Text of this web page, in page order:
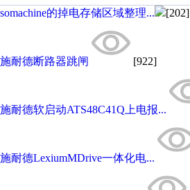
somachine的掉电存储区域整理... [202]
施耐德断路器跳闸 [922]
施耐德软启动ATS48C41Q上电报...
施耐德LexiumMDrive一体化电...